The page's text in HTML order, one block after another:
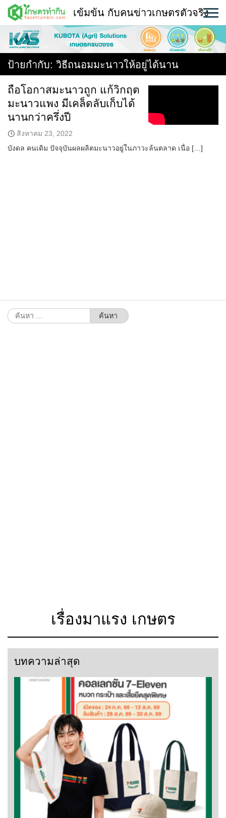
Skip
content
พืช
หน้าแรก
แวดวงเกษตร
ใคร ทำอะไร ที่ไหน
สถานีข่าววันนี้
เข้มข้น กับคนข่าวเกษตรตัวจริง
ป้ายกำกับ: วิธีถนอมมะนาวให้อยู่ได้นาน
ถือโอกาสมะนาวถูก แก้วิกฤต
มะนาวแพง มีเคล็ดลับเก็บได้
นานกว่าครึ่งปี
สิงหาคม 23, 2022
บังดล คนเดิม ปัจจุบันผลผลิตมะนาวอยู่ในภาวะล้นตลาด เนื่อ […]
ค้นหา
สำหรับ:
เรื่องมาแรง เกษตร
บทความล่าสุด